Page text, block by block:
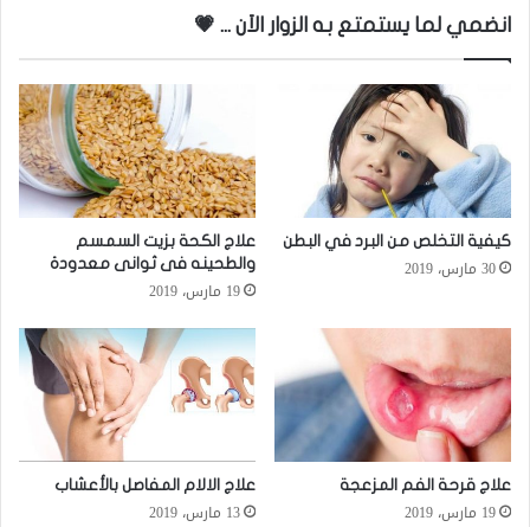
انضمي لما يستمتع به الزوار الاَن ... 💗
كيفية التخلص من البرد في البطن
30 مارس، 2019
علاج الكحة بزيت السمسم
والطحينه فى ثوانى معدودة
19 مارس، 2019
علاج قرحة الفم المزعجة
19 مارس، 2019
علاج الالام المفاصل بالأعشاب
13 مارس، 2019